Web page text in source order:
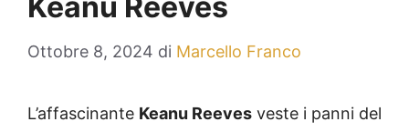
Keanu Reeves
Ottobre 8, 2024 di Marcello Franco
L’affascinante Keanu Reeves veste i panni del